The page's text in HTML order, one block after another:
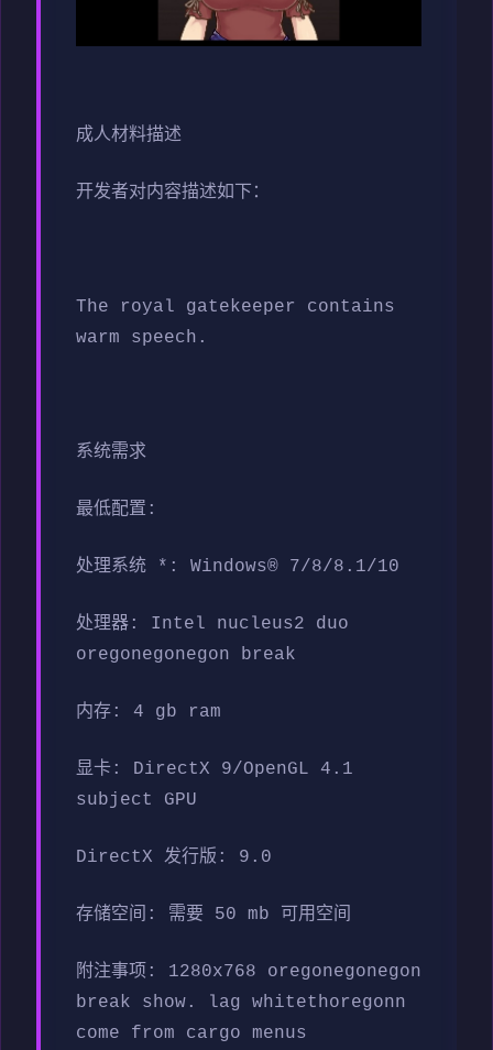
成人材料描述
开发者对内容描述如下：
The royal gatekeeper contains
warm speech.
系统需求
最低配置:
处理系统 *: Windows® 7/8/8.1/10
处理器: Intel nucleus2 duo
oregonegonegon break
内存: 4 gb ram
显卡: DirectX 9/OpenGL 4.1
subject GPU
DirectX 发行版: 9.0
存储空间: 需要 50 mb 可用空间
附注事项: 1280x768 oregonegonegon
break show. lag whitethoregonn
come from cargo menus